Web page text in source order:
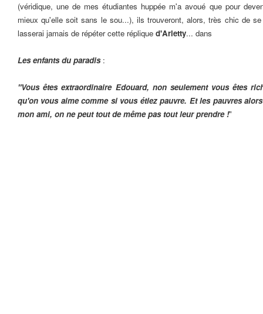
(véridique, une de mes étudiantes huppée m'a avoué que pour
mieux qu'elle soit sans le sou...), ils trouveront, alors, très chic de
lasserai jamais de répéter cette réplique d'Arletty... dans
Les enfants du paradis :
"Vous êtes extraordinaire Edouard, non seulement vous êtes
qu'on vous aime comme si vous étiez pauvre. Et les pauvres
mon ami, on ne peut tout de même pas tout leur prendre !"